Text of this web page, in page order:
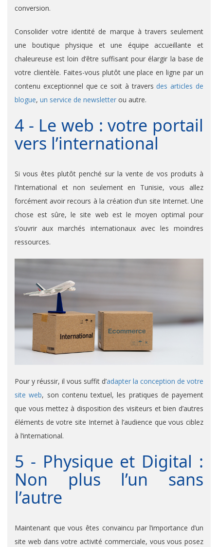
conversion.
Consolider votre identité de marque à travers seulement
une boutique physique et une équipe accueillante et
chaleureuse est loin d’être suffisant pour élargir la base de
votre clientèle. Faites-vous plutôt une place en ligne par un
contenu exceptionnel que ce soit à travers des articles de
blogue, un service de newsletter ou autre.
4 - Le web : votre portail
vers l’international
Si vous êtes plutôt penché sur la vente de vos produits à
l’International et non seulement en Tunisie, vous allez
forcément avoir recours à la création d’un site Internet. Une
chose est sûre, le site web est le moyen optimal pour
s’ouvrir aux marchés internationaux avec les moindres
ressources.
Pour y réussir, il vous suffit d’adapter la conception de votre
site web, son contenu textuel, les pratiques de payement
que vous mettez à disposition des visiteurs et bien d’autres
éléments de votre site Internet à l’audience que vous ciblez
à l’international.
5 - Physique et Digital :
Non plus l’un sans
l’autre
Maintenant que vous êtes convaincu par l’importance d’un
site web dans votre activité commerciale, vous vous posez